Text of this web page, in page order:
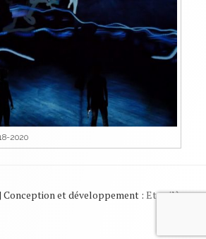
2020
Conception et développement : Et voilà